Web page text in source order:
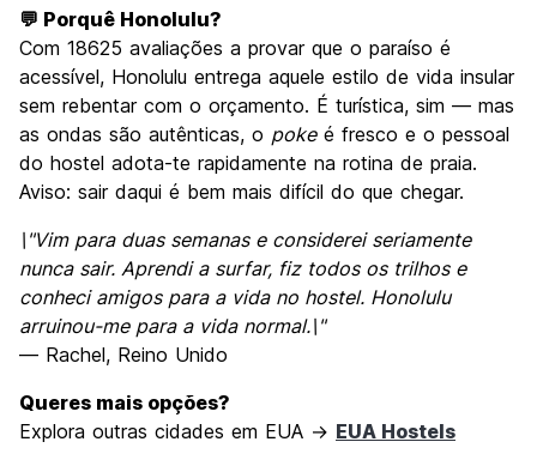
💬 Porquê Honolulu?
Com 18625 avaliações a provar que o paraíso é
acessível, Honolulu entrega aquele estilo de vida insular
sem rebentar com o orçamento. É turística, sim — mas
as ondas são autênticas, o pokeé fresco e o pessoal
do hostel adota-te rapidamente na rotina de praia.
Aviso: sair daqui é bem mais difícil do que chegar.
\"Vim para duas semanas e considerei seriamente
nunca sair. Aprendi a surfar, fiz todos os trilhos e
conheci amigos para a vida no hostel. Honolulu
arruinou-me para a vida normal.\"
— Rachel, Reino Unido
Queres mais opções?
Explora outras cidades em EUA → EUA Hostels